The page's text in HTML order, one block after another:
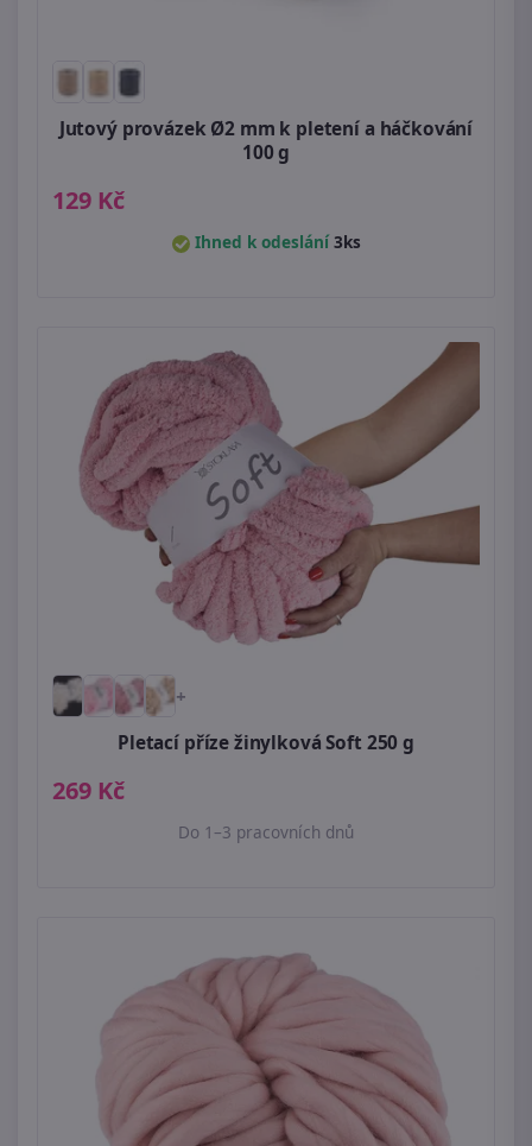
Jutový provázek Ø2 mm k pletení a háčkování
100 g
129 Kč
Ihned k odeslání3ks
+
Pletací příze žinylková Soft 250 g
269 Kč
Do 1–3 pracovních dnů